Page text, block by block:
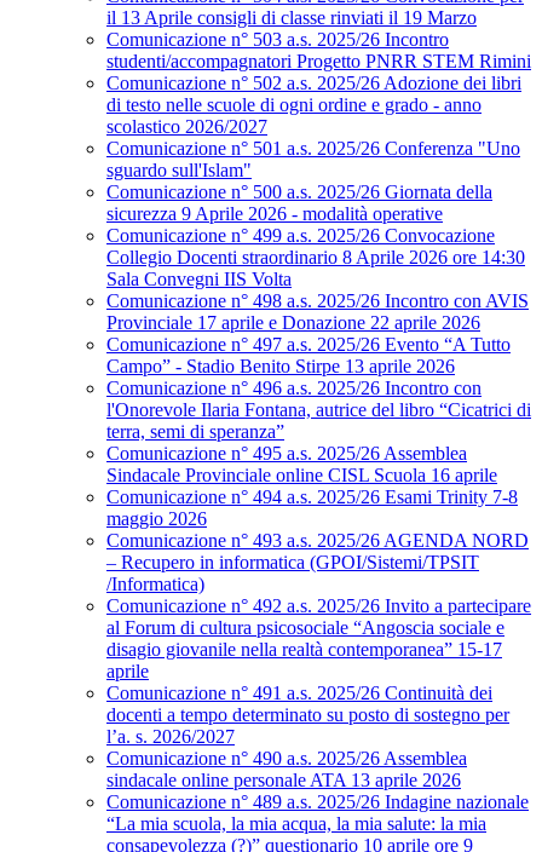
il 13 Aprile consigli di classe rinviati il 19 Marzo
Comunicazione n° 503 a.s. 2025/26 Incontro
studenti/accompagnatori Progetto PNRR STEM Rimini
Comunicazione n° 502 a.s. 2025/26 Adozione dei libri
di testo nelle scuole di ogni ordine e grado - anno
scolastico 2026/2027
Comunicazione n° 501 a.s. 2025/26 Conferenza "Uno
sguardo sull'Islam"
Comunicazione n° 500 a.s. 2025/26 Giornata della
sicurezza 9 Aprile 2026 - modalità operative
Comunicazione n° 499 a.s. 2025/26 Convocazione
Collegio Docenti straordinario 8 Aprile 2026 ore 14:30
Sala Convegni IIS Volta
Comunicazione n° 498 a.s. 2025/26 Incontro con AVIS
Provinciale 17 aprile e Donazione 22 aprile 2026
Comunicazione n° 497 a.s. 2025/26 Evento “A Tutto
Campo” - Stadio Benito Stirpe 13 aprile 2026
Comunicazione n° 496 a.s. 2025/26 Incontro con
l'Onorevole Ilaria Fontana, autrice del libro “Cicatrici di
terra, semi di speranza”
Comunicazione n° 495 a.s. 2025/26 Assemblea
Sindacale Provinciale online CISL Scuola 16 aprile
Comunicazione n° 494 a.s. 2025/26 Esami Trinity 7-8
maggio 2026
Comunicazione n° 493 a.s. 2025/26 AGENDA NORD
– Recupero in informatica (GPOI/Sistemi/TPSIT
/Informatica)
Comunicazione n° 492 a.s. 2025/26 Invito a partecipare
al Forum di cultura psicosociale “Angoscia sociale e
disagio giovanile nella realtà contemporanea” 15-17
aprile
Comunicazione n° 491 a.s. 2025/26 Continuità dei
docenti a tempo determinato su posto di sostegno per
l’a. s. 2026/2027
Comunicazione n° 490 a.s. 2025/26 Assemblea
sindacale online personale ATA 13 aprile 2026
Comunicazione n° 489 a.s. 2025/26 Indagine nazionale
“La mia scuola, la mia acqua, la mia salute: la mia
consapevolezza (?)” questionario 10 aprile ore 9